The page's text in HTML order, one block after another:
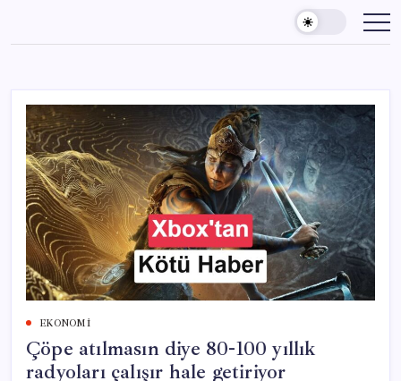
content
EKONOMI
Çöpe atılmasın diye 80-100 yıllık
radyoları çalışır hale getiriyor